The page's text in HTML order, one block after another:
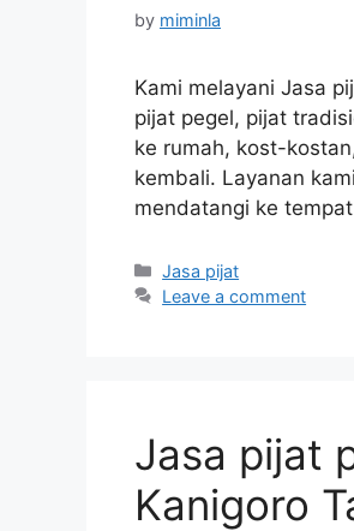
by miminla
Kami melayani Jasa
pijat pegel, pijat
ke rumah, kost-
kembali. Layanan
mendatangi ke
Categories
Jasa pijat
Leave a comment
Jasa pijat
Kanigoro